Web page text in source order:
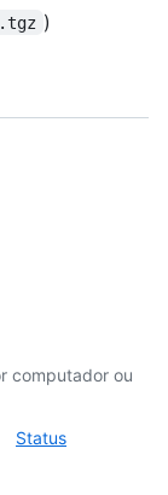
.tgz )
computador ou
Status